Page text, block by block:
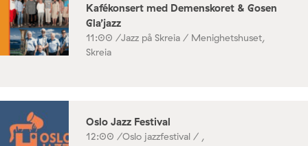
Kafékonsert med Demenskoret & Gosen
Gla’jazz
11:00 /Jazz på Skreia / Menighetshuset,
Skreia
Oslo Jazz Festival
12:00 /Oslo jazzfestival / ,